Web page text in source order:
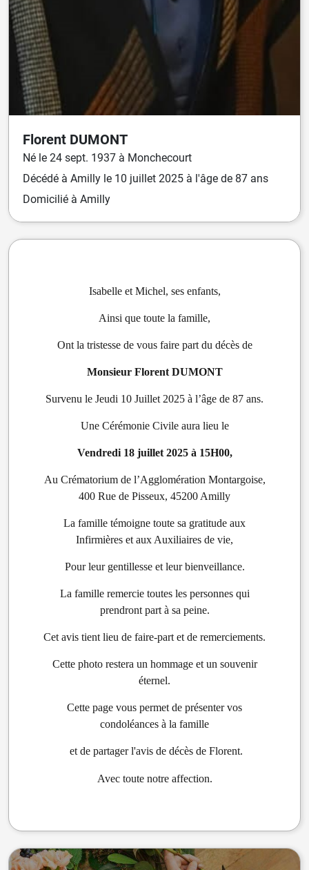
Florent DUMONT
Né le 24 sept. 1937 à Monchecourt
Décédé à Amilly le 10 juillet 2025 à l'âge de 87 ans
Domicilié à Amilly
Isabelle et Michel, ses enfants,
Ainsi que toute la famille,
Ont la tristesse de vous faire part du décès de
Monsieur Florent DUMONT
Survenu le Jeudi 10 Juillet 2025 à l’âge de 87 ans.
Une Cérémonie Civile aura lieu le
Vendredi 18 juillet 2025 à 15H00,
Au Crématorium de l’Agglomération Montargoise,
400 Rue de Pisseux, 45200 Amilly
La famille témoigne toute sa gratitude aux
Infirmières et aux Auxiliaires de vie,
Pour leur gentillesse et leur bienveillance.
La famille remercie toutes les personnes qui
prendront part à sa peine.
Cet avis tient lieu de faire-part et de remerciements.
Cette photo restera un hommage et un souvenir
éternel.
Cette page vous permet de présenter vos
condoléances à la famille
et de partager l'avis de décès de Florent.
Avec toute notre affection.